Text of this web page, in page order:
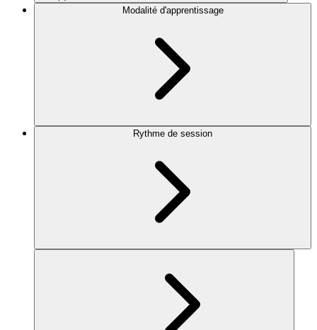
Modalité d'apprentissage
Rythme de session